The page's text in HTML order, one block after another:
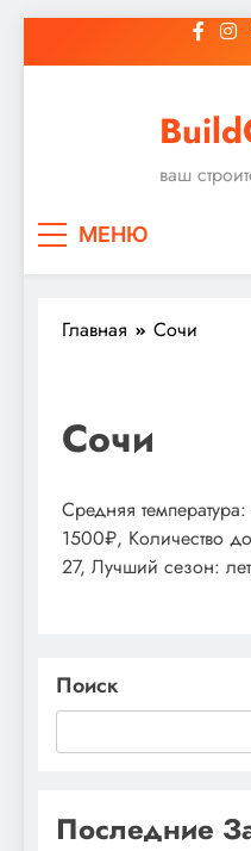
к
ваш
МЕНЮ
Главная Сочи
Сочи
Средняя
1500₽, Количество
27, Лучший сезон:
Поиск
Последние